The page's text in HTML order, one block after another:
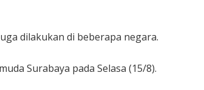
dilakukan di beberapa negara.
Surabaya pada Selasa (15/8).